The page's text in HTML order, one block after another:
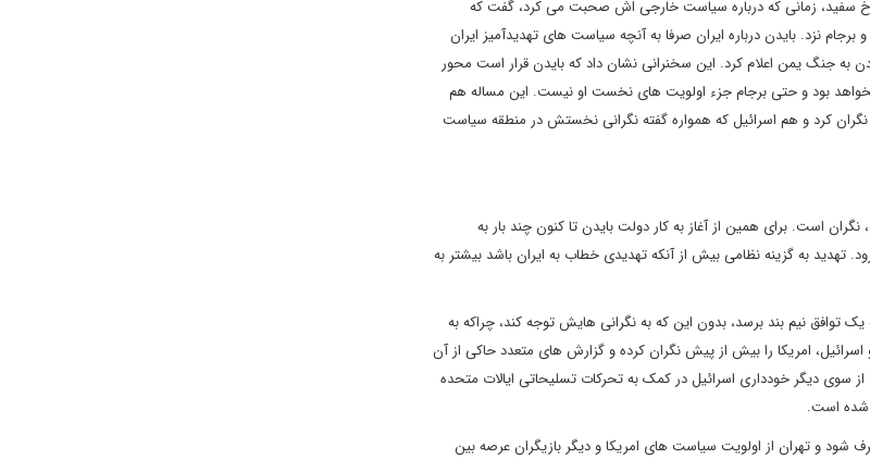
سفید، زمانی که درباره سیاست خارجی اش صحبت می کرد، گفت که
نزد. بایدن درباره ایران صرفا به آنچه سیاست های تهدیدآمیز ایران
به جنگ یمن اعلام کرد. این سخنرانی نشان داد که بایدن قرار است محور
بود و حتی برجام جزء اولویت های نخست او نیست. این مساله هم
نگران کرد و هم اسرائیل که همواره گفته نگرانی نخستش در منطقه سیاست
است. برای همین از آغاز به کار دولت بایدن تا کنون چند بار به
تهدید به گزینه نظامی بیش از آنکه تهدیدی خطاب به ایران باشد بیشتر به
توافق نیم بند برسد، بدون این که به نگرانی هایش توجه کند، چراکه به
امریکا را بیش از پیش نگران کرده و گزارش های متعدد حاکی از آن
سوی دیگر خودداری اسرائیل در کمک به تحرکات تسلیحاتی ایالات متحده
شده است.
شود و تهران از اولویت سیاست های امریکا و دیگر بازیگران عرصه بین